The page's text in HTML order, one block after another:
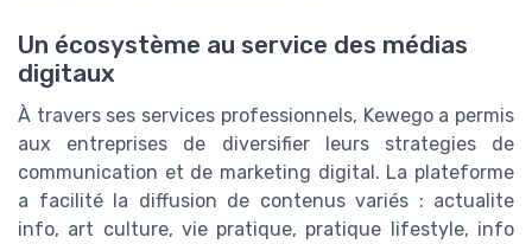
Un écosystème au service des médias
digitaux
À travers ses services professionnels, Kewego a permis
aux entreprises de diversifier leurs strategies de
communication et de marketing digital. La plateforme
a facilité la diffusion de contenus variés : actualite
info, art culture, vie pratique, pratique lifestyle, info